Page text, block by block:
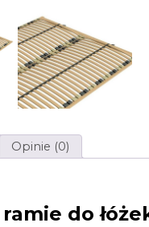
Opinie (0)
do